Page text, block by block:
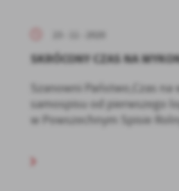
SKRÓCONY CZAS NA
Szanowni Państwo,Czas na
samospisu od pierwszego
w Powszechnym Spisie